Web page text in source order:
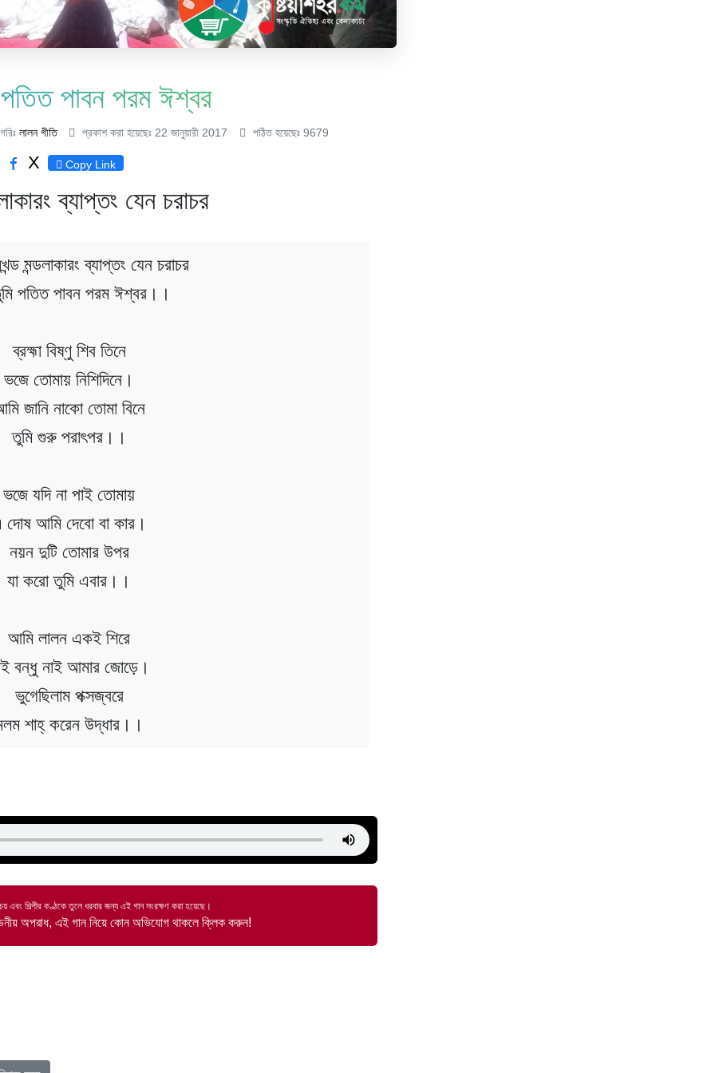
পাবন পরম ঈশ্বর
লালন গীতি প্রকাশ করা হয়েছেঃ 22 জানুয়ারী 2017 পঠিত হয়েছেঃ 9679
X Copy Link
ব্যাপ্তং যেন চরাচর
মন্ডলাকারং ব্যাপ্তং যেন চরাচর
পতিত পাবন পরম ঈশ্বর।।
ব্রহ্মা বিষ্ণু শিব তিনে
ভজে তোমায় নিশিদিনে।
জানি নাকো তোমা বিনে
তুমি গুরু পরাৎপর।।
ভজে যদি না পাই তোমায়
দোষ আমি দেবো বা কার।
নয়ন দুটি তোমার উপর
যা করো তুমি এবার।।
আমি লালন একই শিরে
বন্ধু নাই আমার জোড়ে।
ভুগেছিলাম পক্সজ্বরে
শাহ্‌ করেন উদ্ধার।।
এবং শিল্পীর কণ্ঠকে তুলে ধরবার জন্য এই গান সংরক্ষণ করা হয়েছে।
অপরাধ, এই গান নিয়ে কোন অভিযোগ থাকলে ক্লিক করুন!